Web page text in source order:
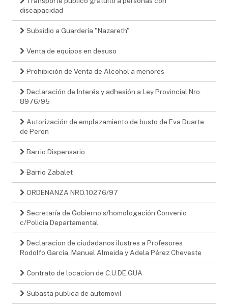
discapacidad
Subsidio a Guardería "Nazareth"
Venta de equipos en desuso
Prohibición de Venta de Alcohol a menores
Declaración de Interés y adhesión a Ley Provincial Nro.
8976/95
Autorización de emplazamiento de busto de Eva Duarte
de Peron
Barrio Dispensario
Barrio Zabalet
ORDENANZA NRO.10276/97
Secretaría de Gobierno s/homologación Convenio
c/Policía Departamental
Declaracion de ciudadanos ilustres a Profesores
Rodolfo García, Manuel Almeida y Adela Pérez Cheveste
Contrato de locacion de C.U.DE.GUA
Subasta publica de automovil